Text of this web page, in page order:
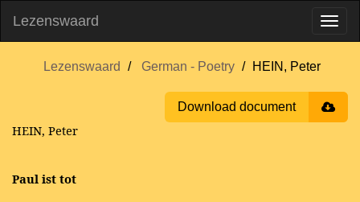
Lezenswaard
Lezenswaard German - Poetry HEIN, Peter
Download document
HEIN, Peter
Paul ist tot